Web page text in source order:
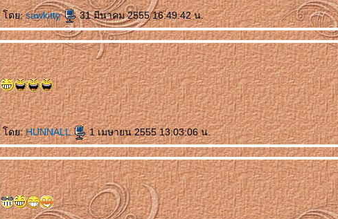
ดย:sawkitty 31 มีนาคม 2555 16:49:42 น.
ดย:HUNNALL 1 เมษายน 2555 13:03:06 น.